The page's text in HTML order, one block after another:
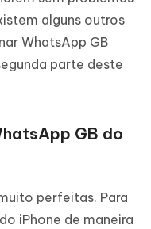
alguns outros
WhatsApp GB
parte deste
GB do
perfeitas. Para
iPhone de maneira